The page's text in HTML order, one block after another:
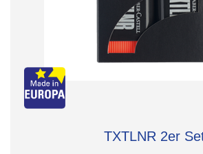
TXTLNR 2er